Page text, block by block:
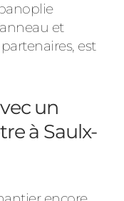
et
est
un
à Saulx-